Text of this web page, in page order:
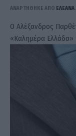
ΑΝΑΡΤΗΘΗΚΕ ΑΠΟ
Ο Αλέξανδρος
«Καλημέρα Ελλάδα»